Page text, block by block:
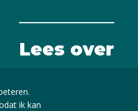
Lees over
ik kan